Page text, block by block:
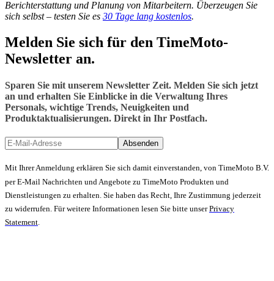
Berichterstattung und Planung von Mitarbeitern. Überzeugen Sie
sich selbst – testen Sie es 30 Tage lang kostenlos.
Melden Sie sich für den TimeMoto-
Newsletter an.
Sparen Sie mit unserem Newsletter Zeit. Melden Sie sich jetzt
an und erhalten Sie Einblicke in die Verwaltung Ihres
Personals, wichtige Trends, Neuigkeiten und
Produktaktualisierungen. Direkt in Ihr Postfach.
Absenden
Mit Ihrer Anmeldung erklären Sie sich damit einverstanden, von TimeMoto B.V.
per E-Mail Nachrichten und Angebote zu TimeMoto Produkten und
Dienstleistungen zu erhalten. Sie haben das Recht, Ihre Zustimmung jederzeit
zu widerrufen. Für weitere Informationen lesen Sie bitte unserPrivacy
Statement.